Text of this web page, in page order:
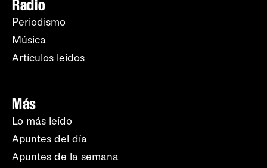
Radio
Periodismo
Música
Artículos leídos
Más
Lo más leído
Apuntes del día
Apuntes de la semana